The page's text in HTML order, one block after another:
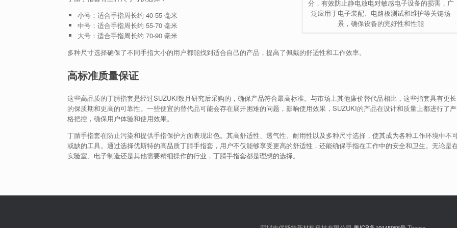
分，有效防止静电放电对敏感电子设备的损害，广
泛应用于电子装配、电路板测试和维护等关键场
景，确保设备的完好性和性能
小号：适合手指周长约 40-55 毫米
中号：适合手指周长约 55-70 毫米
大号：适合手指周长约 70-90 毫米
多种尺寸选择确保了不同手指大小的用户都能找到适合自己的产品，提高了佩戴的舒适性和工作效率。
高标准质量保证
这些高品质的丁腈指套是经过SUZUKI数月研究后采购的，确保产品符合最高标准。与市场上其他廉价替代品相比，这些指套具有更长
的保质期和更高的可靠性。一些便宜的替代品可能会存在展开困难的问题，影响使用效果，SUZUKI的产品在设计和质量上都进行了严
格把控，确保用户体验和使用效果。
丁腈手指套在防止污染和提供手指保护方面表现出色。其高舒适性、透气性、耐用性以及多种尺寸选择，使其成为各种工作环境中不
或缺的工具。通过选择优斯特的高品质丁腈手指套，用户不仅能够享受更高的舒适性，还能确保手指在工作中的安全和卫生。无论是
实验室、电子制造还是其他需要精细操作的行业，丁腈手指套都是理想的选择。